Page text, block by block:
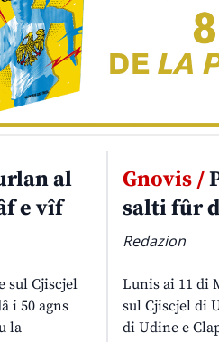
al
e vîf
sul Cjiscjel
i 50 agns
la
Gnovis /
salti fûr
Redazion
Lunis ai 11 di
sul Cjiscjel di
di Udine e